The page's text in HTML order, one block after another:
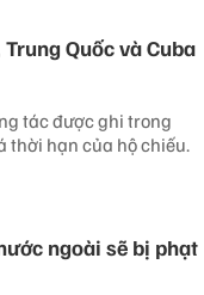
Quốc và Cuba
tác được ghi trong
thời hạn của hộ chiếu.
ngoài sẽ bị phạt